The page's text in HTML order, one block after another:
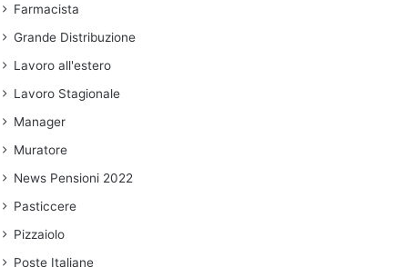
Farmacista
Grande Distribuzione
Lavoro all'estero
Lavoro Stagionale
Manager
Muratore
News Pensioni 2022
Pasticcere
Pizzaiolo
Poste Italiane